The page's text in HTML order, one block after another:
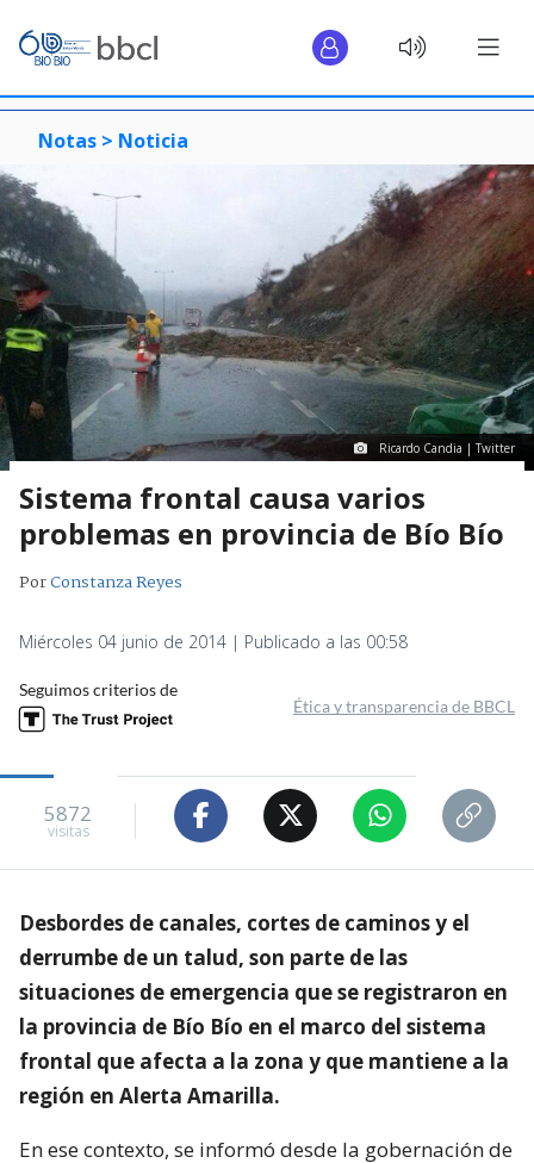
Notas > Noticia
Ricardo Candia | Twitter
Sistema frontal causa varios
problemas en provincia de Bío Bío
PorConstanza Reyes
Miércoles 04 junio de 2014 | Publicado a las 00:58
Seguimos criterios de
Ética y transparencia de BBCL
5872
visitas
Desbordes de canales, cortes de caminos y el
derrumbe de un talud, son parte de las
situaciones de emergencia que se registraron en
la provincia de Bío Bío en el marco del sistema
frontal que afecta a la zona y que mantiene a la
región en Alerta Amarilla.
En ese contexto, se informó desde la gobernación de